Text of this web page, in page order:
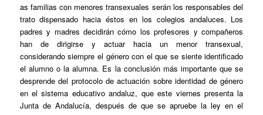
as familias con menores transexuales serán los responsables del
trato dispensado hacia éstos en los colegios andaluces. Los
padres y madres decidirán cómo los profesores y compañeros
han de dirigirse y actuar hacia un menor transexual,
considerando siempre el género con el que se siente identificado
el alumno o la alumna. Es la conclusión más importante que se
desprende del protocolo de actuación sobre identidad de género
en el sistema educativo andaluz, que este viernes presenta la
Junta de Andalucía, después de que se apruebe la ley en el